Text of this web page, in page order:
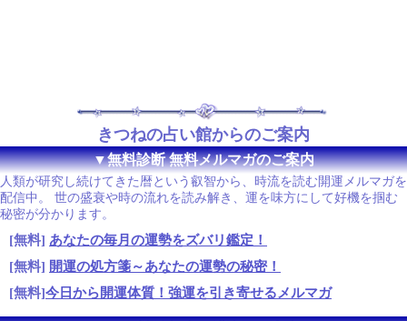
きつねの占い館からのご案内
▼無料診断 無料メルマガのご案内
人類が研究し続けてきた暦という叡智から、時流を読む開運メルマガを
配信中。 世の盛衰や時の流れを読み解き、運を味方にして好機を掴む
秘密が分かります。
[無料] あなたの毎月の運勢をズバリ鑑定！
[無料] 開運の処方箋～あなたの運勢の秘密！
[無料]今日から開運体質！強運を引き寄せるメルマガ